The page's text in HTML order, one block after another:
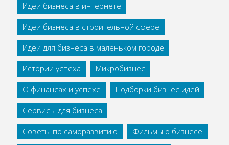
Идеи бизнеса в интернете
Идеи бизнеса в строительной сфере
Идеи для бизнеса в маленьком городе
Истории успеха
Микробизнес
О финансах и успехе
Подборки бизнес идей
Сервисы для бизнеса
Советы по саморазвитию
Фильмы о бизнесе